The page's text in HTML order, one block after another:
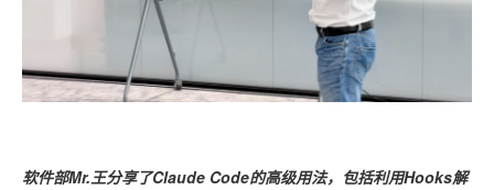
软件部Mr.王分享了Claude Code的高级用法，包括利用Hooks解